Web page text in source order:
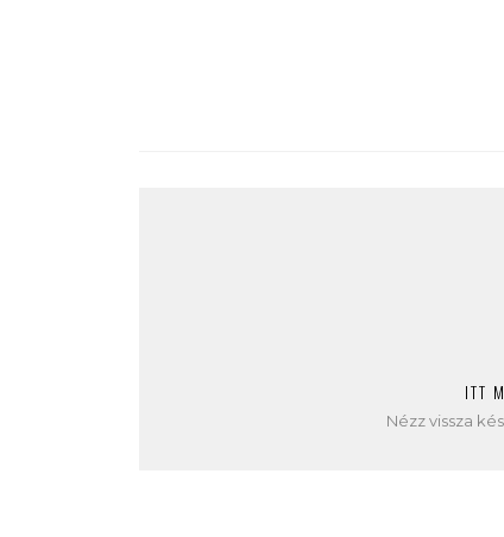
ITT
Nézz vissza